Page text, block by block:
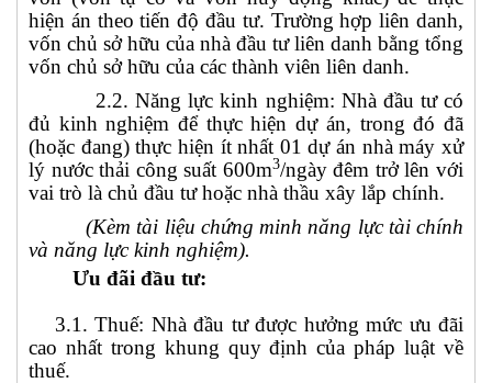
hiện án theo tiến độ đầu tư. Trường hợp liên danh,
vốn chủ sở hữu của nhà đầu tư liên danh bằng tổng
vốn chủ sở hữu của các thành viên liên danh.
2.2. Năng lực kinh nghiệm: Nhà đầu tư có
đủ kinh nghiệm để thực hiện dự án, trong đó đã
(hoặc đang) thực hiện ít nhất 01 dự án nhà máy xử
lý nước thải công suất 600m3/ngày đêm trở lên với
vai trò là chủ đầu tư hoặc nhà thầu xây lắp chính.
(Kèm tài liệu chứng minh năng lực tài chính
và năng lực kinh nghiệm).
Ưu đãi đầu tư:
3.1. Thuế: Nhà đầu tư được hưởng mức ưu đãi
cao nhất trong khung quy định của pháp luật về
thuế.